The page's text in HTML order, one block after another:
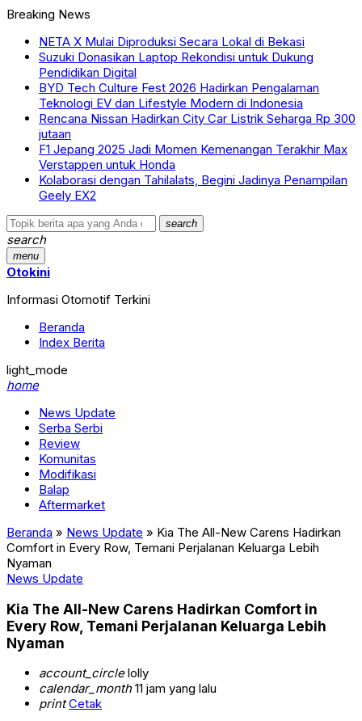
Breaking News
NETA X Mulai Diproduksi Secara Lokal di Bekasi
Suzuki Donasikan Laptop Rekondisi untuk Dukung
Pendidikan Digital
BYD Tech Culture Fest 2026 Hadirkan Pengalaman
Teknologi EV dan Lifestyle Modern di Indonesia
Rencana Nissan Hadirkan City Car Listrik Seharga Rp 300
jutaan
F1 Jepang 2025 Jadi Momen Kemenangan Terakhir Max
Verstappen untuk Honda
Kolaborasi dengan Tahilalats, Begini Jadinya Penampilan
Geely EX2
search
search
menu
Otokini
Informasi Otomotif Terkini
Beranda
Index Berita
light_mode
home
News Update
Serba Serbi
Review
Komunitas
Modifikasi
Balap
Aftermarket
Beranda » News Update » Kia The All-New Carens Hadirkan
Comfort in Every Row, Temani Perjalanan Keluarga Lebih
Nyaman
News Update
Kia The All-New Carens Hadirkan Comfort in
Every Row, Temani Perjalanan Keluarga Lebih
Nyaman
account_circlelolly
calendar_month11 jam yang lalu
print Cetak